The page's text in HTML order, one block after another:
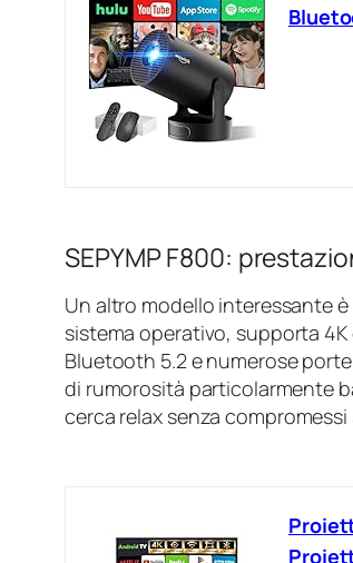
SEPYMP F800:
Un altro modello interessante è
sistema operativo, supporta 4K
Bluetooth 5.2 e numerose
di rumorosità particolarmente
cerca relax senza